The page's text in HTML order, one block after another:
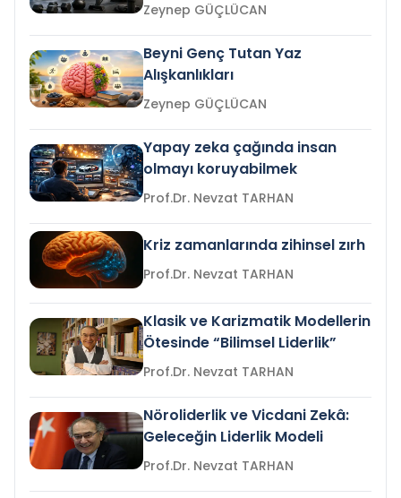
Zeynep GÜÇLÜCAN
Beyni Genç Tutan Yaz
Alışkanlıkları
Zeynep GÜÇLÜCAN
Yapay zeka çağında insan
olmayı koruyabilmek
Prof.Dr. Nevzat TARHAN
Kriz zamanlarında zihinsel zırh
Prof.Dr. Nevzat TARHAN
Klasik ve Karizmatik Modellerin
Ötesinde “Bilimsel Liderlik”
Prof.Dr. Nevzat TARHAN
Nöroliderlik ve Vicdani Zekâ:
Geleceğin Liderlik Modeli
Prof.Dr. Nevzat TARHAN